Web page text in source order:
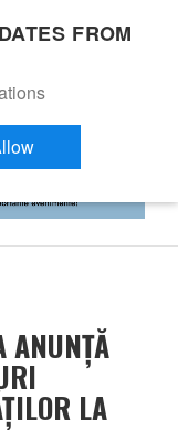
ANUNȚĂ
LA
FROM